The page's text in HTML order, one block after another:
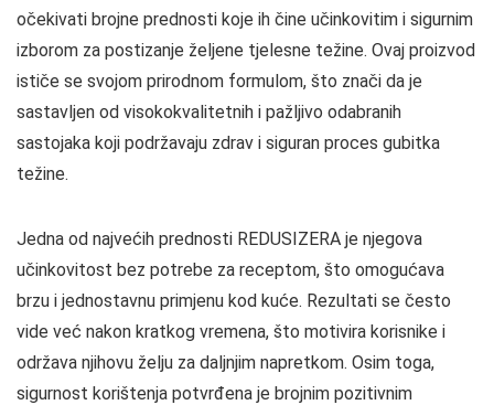
očekivati brojne prednosti koje ih čine učinkovitim i sigurnim
izborom za postizanje željene tjelesne težine. Ovaj proizvod
ističe se svojom prirodnom formulom, što znači da je
sastavljen od visokokvalitetnih i pažljivo odabranih
sastojaka koji podržavaju zdrav i siguran proces gubitka
težine.
Jedna od najvećih prednosti REDUSIZERA je njegova
učinkovitost bez potrebe za receptom, što omogućava
brzu i jednostavnu primjenu kod kuće. Rezultati se često
vide već nakon kratkog vremena, što motivira korisnike i
održava njihovu želju za daljnjim napretkom. Osim toga,
sigurnost korištenja potvrđena je brojnim pozitivnim